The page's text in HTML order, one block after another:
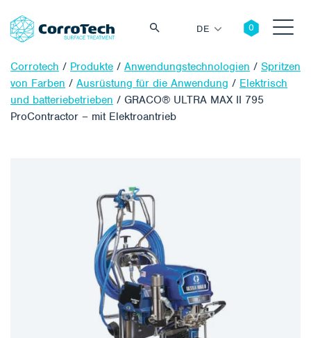
DE
Corrotech / Produkte / Anwendungstechnologien / Spritzen
von Farben / Ausrüstung für die Anwendung / Elektrisch
und batteriebetrieben / GRACO® ULTRA MAX II 795
ProContractor – mit Elektroantrieb